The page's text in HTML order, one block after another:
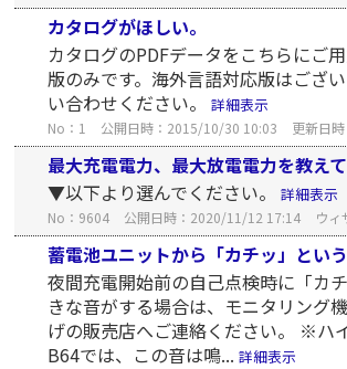
カタログがほしい。
カタログのPDFデータをこちらにご
版のみです。海外言語対応版はござ
い合わせください。
詳細表示
No：1 公開日時：2015/10/30 10:03 更新日
最大充電電力、最大放電電力を教えて
▼以下より選んでください。
詳細表示
No：9604 公開日時：2020/11/12 17:14 ウィ
蓄電池ユニットから「カチッ」という
夜間充電開始前の自己点検時に「カ
きな音がする場合は、モニタリング
げの販売店へご連絡ください。 ※ハ
B64では、この音は鳴... 詳細表示